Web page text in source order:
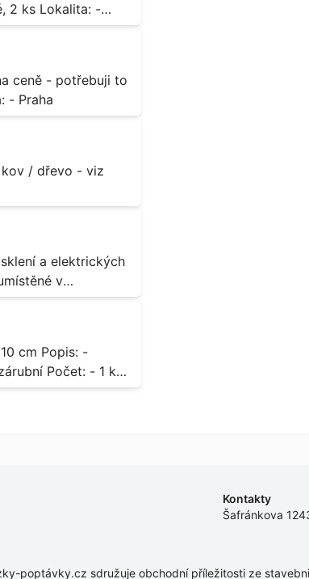
-
- 1 ks Velikost: - 3 m Lokalita: - Praha
stávajících a už
- 1 ks
Kontakty
Šafránkova
poptávky.cz sdružuje obchodní příležitosti ze